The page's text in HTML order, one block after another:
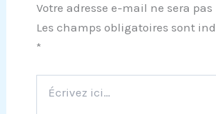
Votre adresse e-mail ne sera
Les champs obligatoires sont
*
ici…